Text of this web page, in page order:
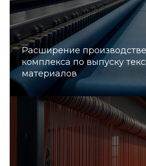
Расширение
комплекса по выпуску
материалов